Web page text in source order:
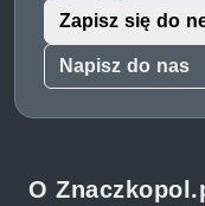
Napisz do nas
Zapisz się do
O